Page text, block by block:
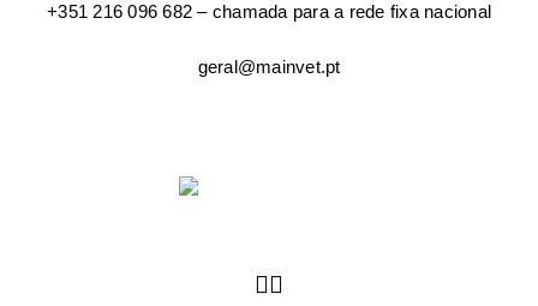
+351 216 096 682 – chamada para a rede fixa nacional
geral@mainvet.pt